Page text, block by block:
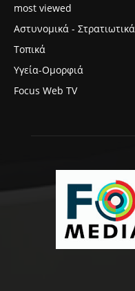
most viewed
Αστυνομικά - Στρατιωτικά
Τοπικά
Υγεία-Ομορφιά
Focus Web TV